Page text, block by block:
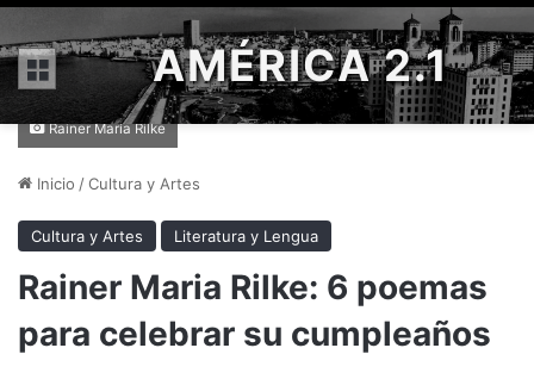
Menú AMÉRICA 2.1
Rainer María Rilke
Inicio /Cultura y Artes
Cultura y Artes Literatura y Lengua
Rainer Maria Rilke: 6 poemas
para celebrar su cumpleaños